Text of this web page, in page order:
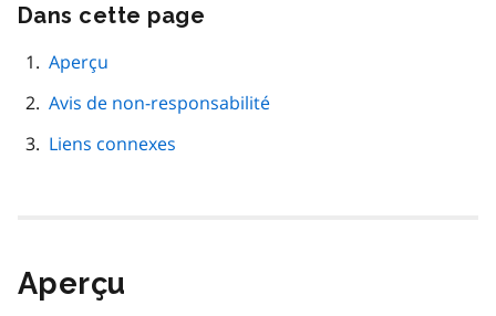
Dans cette page
page
Aperçu
Avis de non-responsabilité
Liens connexes
Aperçu